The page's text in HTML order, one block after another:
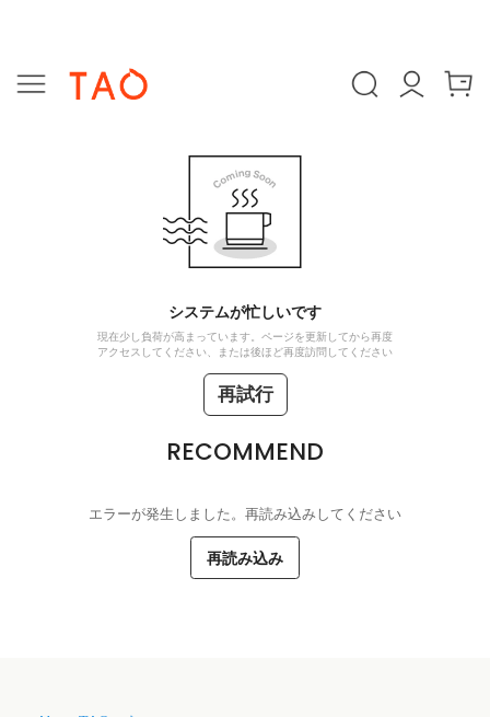
システムが忙しいです
現在少し負荷が高まっています。ページを更新してから再度
アクセスしてください、または後ほど再度訪問してください
再試行
RECOMMEND
エラーが発生しました。再読み込みしてください
再読み込み